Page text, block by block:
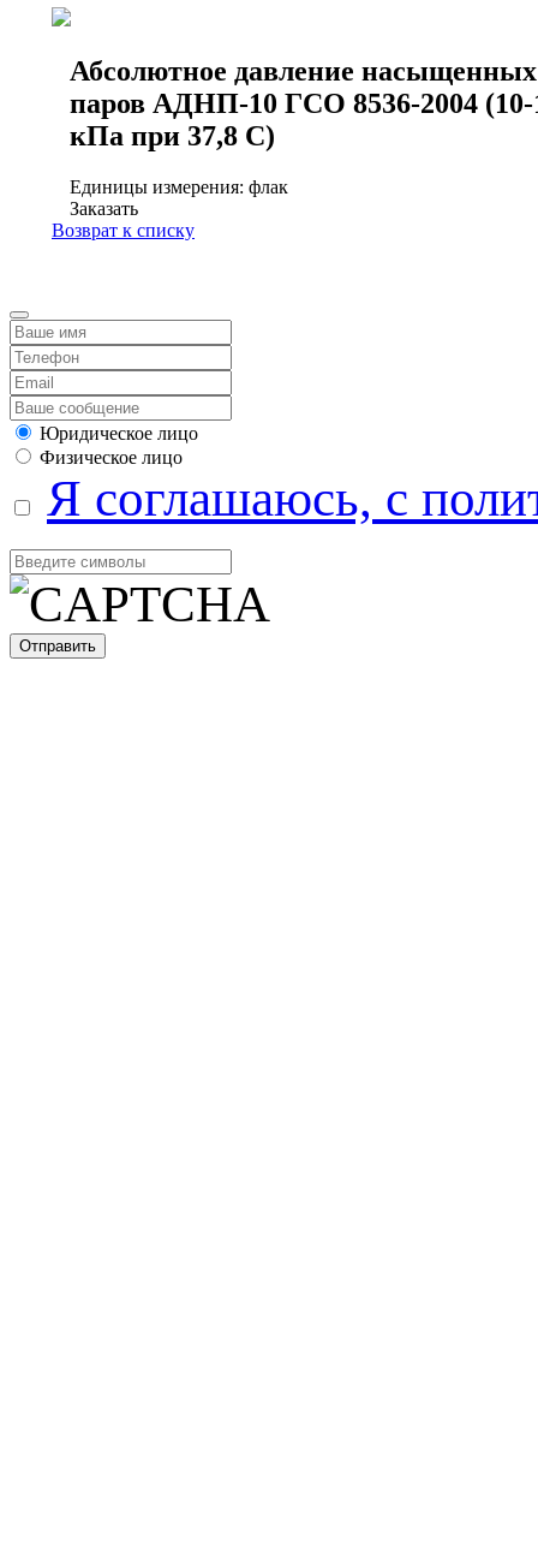
Абсолютное давление насыщенных
паров АДНП-10 ГСО 8536-2004 (10-
кПа при 37,8 С)
Единицы измерения: флак
Заказать
Возврат к списку
Юридическое лицо
Физическое лицо
Я соглашаюсь, с